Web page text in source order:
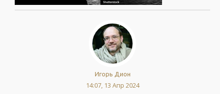
Игорь Дион
14:07, 13 Апр 2024